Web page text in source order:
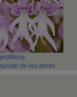
profil blog
ajouter de vos amies